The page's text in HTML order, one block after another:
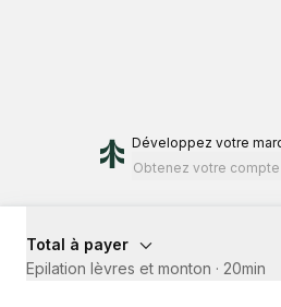
Développez votre
Obtenez votre
Total à payer
Epilation lèvres et monton · 20min